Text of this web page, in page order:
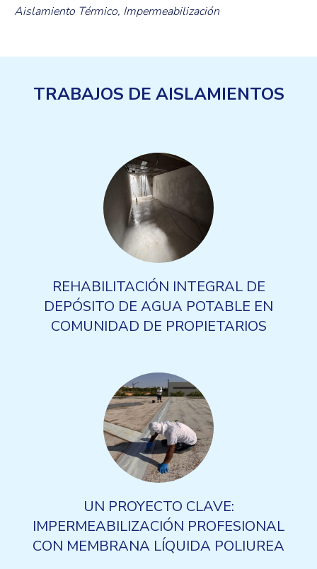
Aislamiento Térmico, Impermeabilización
TRABAJOS DE AISLAMIENTOS
REHABILITACIÓN INTEGRAL DE
DEPÓSITO DE AGUA POTABLE EN
COMUNIDAD DE PROPIETARIOS
UN PROYECTO CLAVE:
IMPERMEABILIZACIÓN PROFESIONAL
CON MEMBRANA LÍQUIDA POLIUREA